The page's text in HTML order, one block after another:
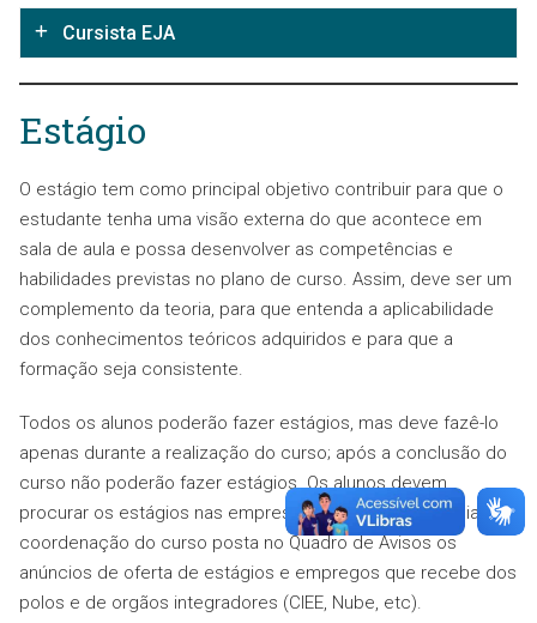
Cursista EJA
Poloem até 90 dias a partir do
OCertificado de Conclusãoestará presente no
verso doHistórico Escolar.
Atenção:Para retirada de sua documentação,
favor entrar em contato com a secretaria da
sua ETEC polo para saber o horário de
Estágio
O estágio tem como principal objetivo contribuir para que o
estudante tenha uma visão externa do que acontece em
sala de aula e possa desenvolver as competências e
habilidades previstas no plano de curso. Assim, deve ser um
complemento da teoria, para que entenda a aplicabilidade
dos conhecimentos teóricos adquiridos e para que a
formação seja consistente.
Todos os alunos poderão fazer estágios, mas deve fazê-lo
apenas durante a realização do curso; após a conclusão do
curso não poderão fazer estágios. Os alunos devem
procurar os estágios nas empresas de suas preferências. A
coordenação do curso posta no Quadro de Avisos os
anúncios de oferta de estágios e empregos que recebe dos
polos e de orgãos integradores (CIEE, Nube, etc).